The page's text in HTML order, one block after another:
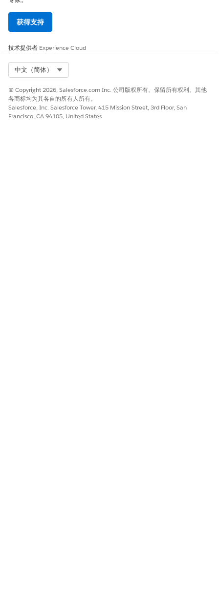
获得支持
技术提供者 Experience Cloud
中文（简体）
© Copyright 2026, Salesforce.com Inc. 公司版权所有。保留所有权利。其他
各商标均为其各自的所有人所有。
Salesforce, Inc. Salesforce Tower, 415 Mission Street, 3rd Floor, San
Francisco, CA 94105, United States